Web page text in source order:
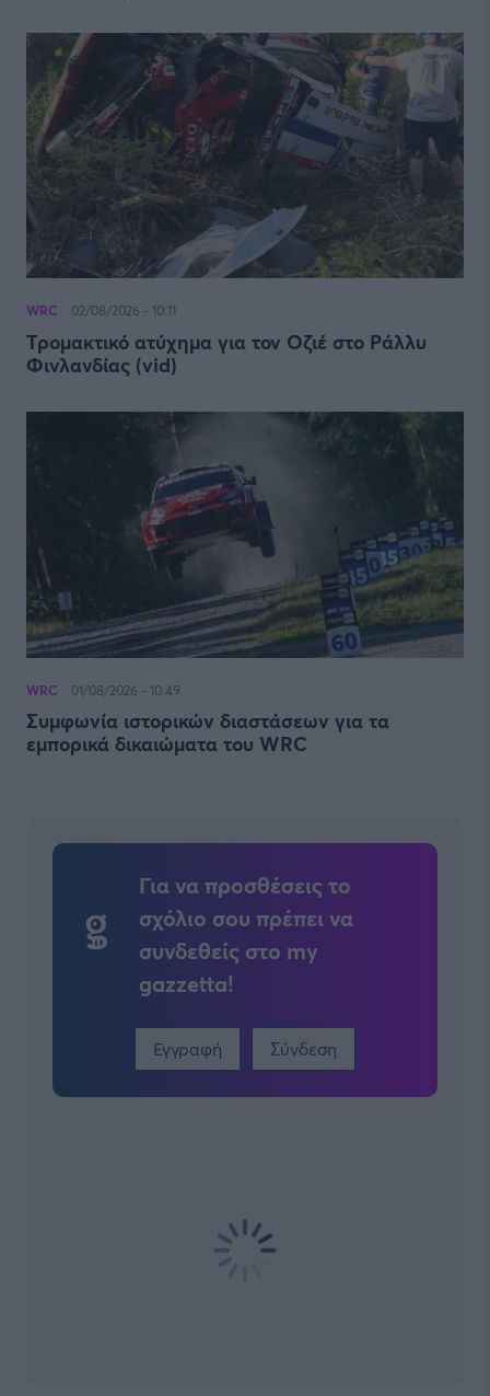
WRC 02/08/2026 - 10:11
Τρομακτικό ατύχημα για τον Οζιέ στο Ράλλυ
Φινλανδίας (vid)
WRC 01/08/2026 - 10:49
Συμφωνία ιστορικών διαστάσεων για τα
εμπορικά δικαιώματα του WRC
Για να προσθέσεις το
σχόλιο σου πρέπει να
συνδεθείς στο my
gazzetta!
Εγγραφή Σύνδεση